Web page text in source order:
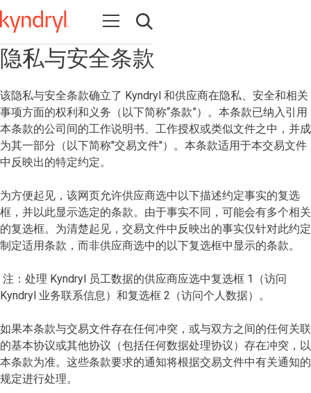
Open navigation
Open search
隐私与安全条款
该隐私与安全条款确立了 Kyndryl 和供应商在隐私、安全和相关
事项方面的权利和义务（以下简称“条款”）。本条款已纳入引用
本条款的公司间的工作说明书、工作授权或类似文件之中，并成
为其一部分（以下简称"交易文件"）。本条款适用于本交易文件
中反映出的特定约定。
为方便起见，该网页允许供应商选中以下描述约定事实的复选
框，并以此显示选定的条款。由于事实不同，可能会有多个相关
的复选框。为清楚起见，交易文件中反映出的事实仅针对此约定
制定适用条款，而非供应商选中的以下复选框中显示的条款。
注：处理 Kyndryl 员工数据的供应商应选中复选框 1（访问
Kyndryl 业务联系信息）和复选框 2（访问个人数据）。
如果本条款与交易文件存在任何冲突，或与双方之间的任何关联
的基本协议或其他协议（包括任何数据处理协议）存在冲突，以
本条款为准。这些条款要求的通知将根据交易文件中有关通知的
规定进行处理。